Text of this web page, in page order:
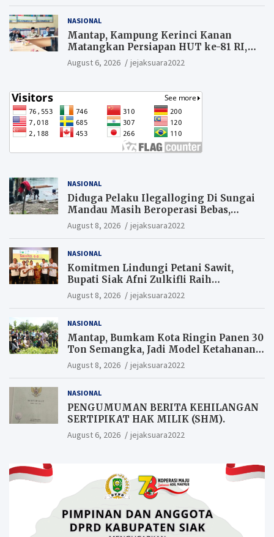
NASIONAL
Mantap, Kampung Kerinci Kanan
Matangkan Persiapan HUT ke-81 RI,
Warga yang ikut Upacara
Berkesempatan Raih Hadiah
August 6, 2026 jejaksuara2022
NASIONAL
Diduga Pelaku Ilegalloging Di Sungai
Mandau Masih Beroperasi Bebas,
Masyarakat Minta Aparat Penegak
Hukum Segera Tangkap Aktor Dan
August 8, 2026 jejaksuara2022
NASIONAL
Komitmen Lindungi Petani Sawit,
Bupati Siak Afni Zulkifli Raih
Penghargaan SIEXPO 2026
August 8, 2026 jejaksuara2022
NASIONAL
Mantap, Bumkam Kota Ringin Panen 30
Ton Semangka, Jadi Model Ketahanan
Pangan Siak.
August 8, 2026 jejaksuara2022
NASIONAL
PENGUMUMAN BERITA KEHILANGAN
SERTIPIKAT HAK MILIK (SHM).
August 6, 2026 jejaksuara2022